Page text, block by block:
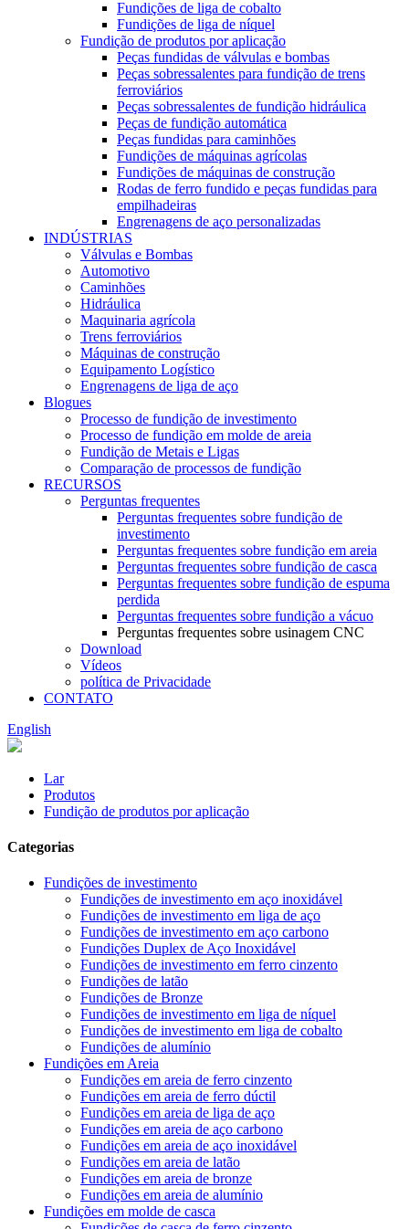
Fundições de liga de cobalto
Fundições de liga de níquel
Fundição de produtos por aplicação
Peças fundidas de válvulas e bombas
Peças sobressalentes para fundição de trens
ferroviários
Peças sobressalentes de fundição hidráulica
Peças de fundição automática
Peças fundidas para caminhões
Fundições de máquinas agrícolas
Fundições de máquinas de construção
Rodas de ferro fundido e peças fundidas para
empilhadeiras
Engrenagens de aço personalizadas
INDÚSTRIAS
Válvulas e Bombas
Automotivo
Caminhões
Hidráulica
Maquinaria agrícola
Trens ferroviários
Máquinas de construção
Equipamento Logístico
Engrenagens de liga de aço
Blogues
Processo de fundição de investimento
Processo de fundição em molde de areia
Fundição de Metais e Ligas
Comparação de processos de fundição
RECURSOS
Perguntas frequentes
Perguntas frequentes sobre fundição de
investimento
Perguntas frequentes sobre fundição em areia
Perguntas frequentes sobre fundição de casca
Perguntas frequentes sobre fundição de espuma
perdida
Perguntas frequentes sobre fundição a vácuo
Perguntas frequentes sobre usinagem CNC
Download
Vídeos
política de Privacidade
CONTATO
English
Lar
Produtos
Fundição de produtos por aplicação
Categorias
Fundições de investimento
Fundições de investimento em aço inoxidável
Fundições de investimento em liga de aço
Fundições de investimento em aço carbono
Fundições Duplex de Aço Inoxidável
Fundições de investimento em ferro cinzento
Fundições de latão
Fundições de Bronze
Fundições de investimento em liga de níquel
Fundições de investimento em liga de cobalto
Fundições de alumínio
Fundições em Areia
Fundições em areia de ferro cinzento
Fundições em areia de ferro dúctil
Fundições em areia de liga de aço
Fundições em areia de aço carbono
Fundições em areia de aço inoxidável
Fundições em areia de latão
Fundições em areia de bronze
Fundições em areia de alumínio
Fundições em molde de casca